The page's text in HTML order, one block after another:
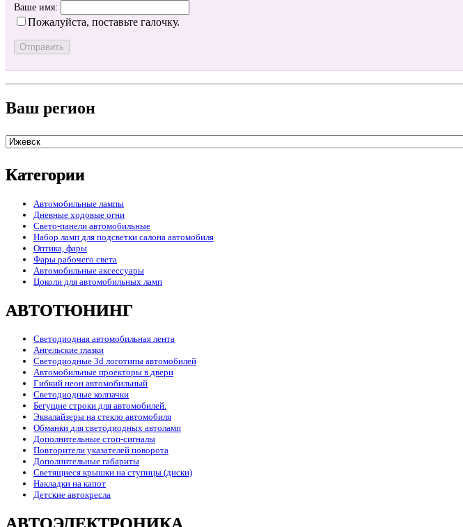
Ваше имя:
Пожалуйста, поставьте галочку.
Ваш регион
Категории
Автомобильные лампы
Дневные ходовые огни
Свето-панели автомобильные
Набор ламп для подсветки салона автомобиля
Оптика, фары
Фары рабочего света
Автомобильные аксессуары
Цоколи для автомобильных ламп
АВТОТЮНИНГ
Светодиодная автомобильная лента
Ангельские глазки
Светодиодные 3d логотипы автомобилей
Автомобильные проекторы в двери
Гибкий неон автомобильный
Светодиодные колпачки
Бегущие строки для автомобилей.
Эквалайзеры на стекло автомобиля
Обманки для светодиодных автоламп
Дополнительные стоп-сигналы
Повторители указателей поворота
Дополнительные габариты
Светящиеся крышки на ступицы (диски)
Накладки на капот
Детские автокресла